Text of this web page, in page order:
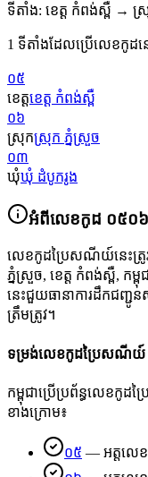
ទីតាំង: ខេត្ត កំពង់ស្ពឺ →
1 ទីតាំងដែលប្រើលេខកូដន
០៥
ខេត្តខេត្ត កំពង់ស្ពឺ
០៦
ស្រុកស្រុក ភ្នំស្រួច
០៣
ឃុំឃុំ ដំបូករូង
អំពីលេខកូដ ០៥០
លេខកូដប្រៃសណីយ៍នេះត្រូវ
ភ្នំស្រួច, ខេត្ត កំពង់ស្ពឺ, កម្ពុ
នេះជួយធានាការដឹកជញ្
ត្រឹមត្រូវ។
ទម្រង់លេខកូដប្រៃសណីយ៍
កម្ពុជាប្រើប្រព័ន្ធលេខ
ខាងក្រោម៖
០៥ — អត្តលេខ